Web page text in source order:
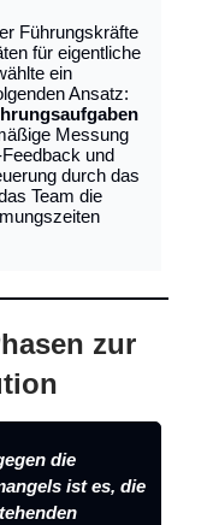
Führungskräfte
für eigentliche
ein
Ansatz:
Messung
und
durch das
Team die
zur
die
ist es, die